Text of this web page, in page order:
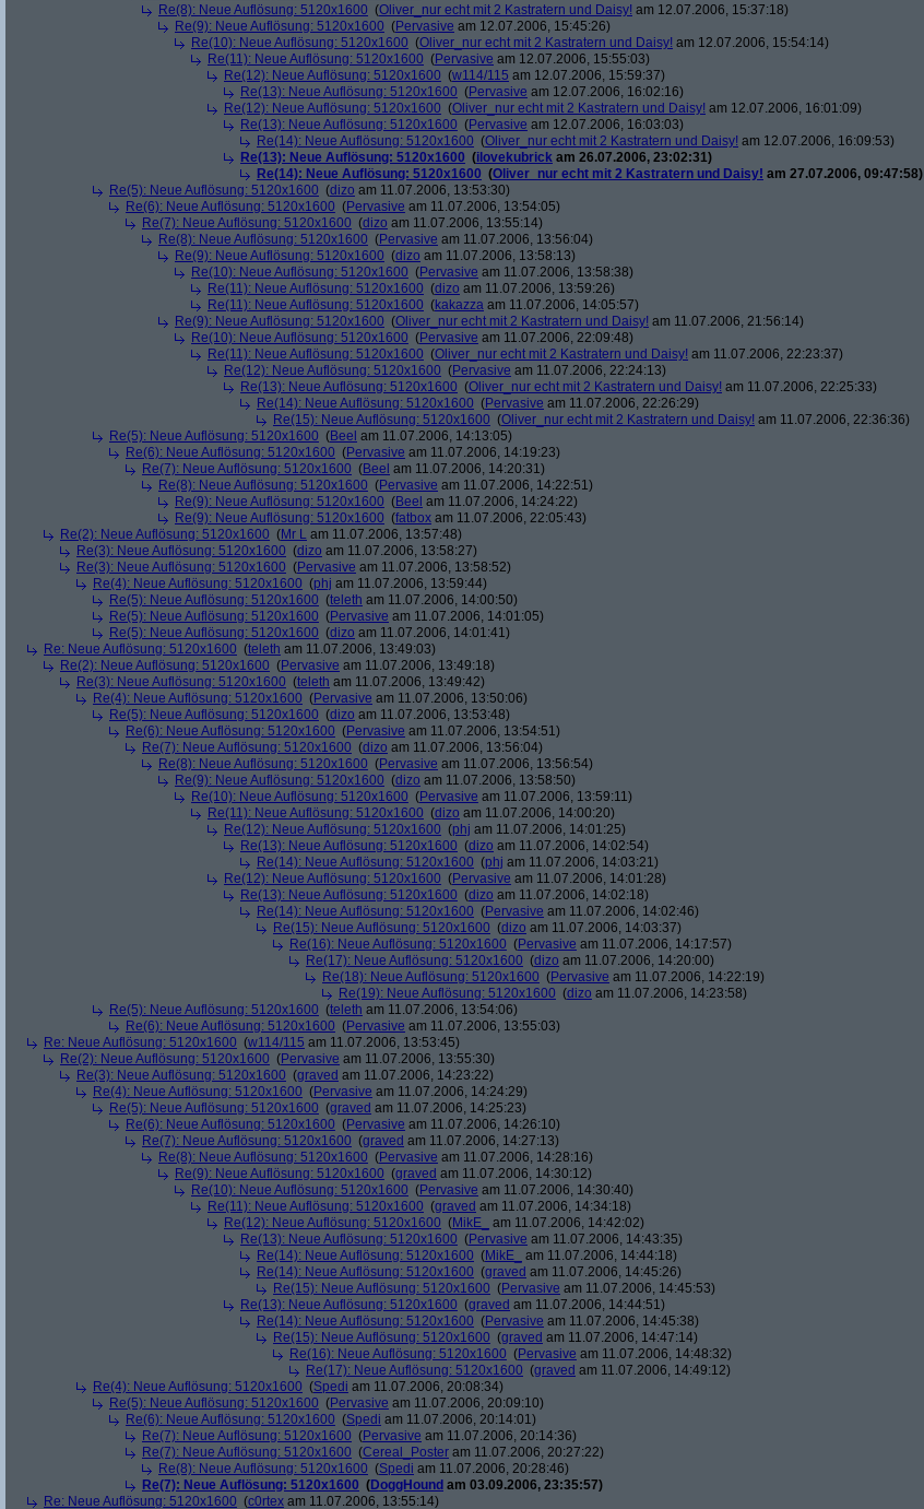
Re(8): Neue Auflösung: 5120x1600 (Oliver_nur echt mit 2 Kastratern und Daisy! am 12.07.2006, 15:37:18)
Re(9): Neue Auflösung: 5120x1600 (Pervasive am 12.07.2006, 15:45:26)
Re(10): Neue Auflösung: 5120x1600 (Oliver_nur echt mit 2 Kastratern und Daisy! am 12.07.2006, 15:54:14)
Re(11): Neue Auflösung: 5120x1600 (Pervasive am 12.07.2006, 15:55:03)
Re(12): Neue Auflösung: 5120x1600 (w114/115 am 12.07.2006, 15:59:37)
Re(13): Neue Auflösung: 5120x1600 (Pervasive am 12.07.2006, 16:02:16)
Re(12): Neue Auflösung: 5120x1600 (Oliver_nur echt mit 2 Kastratern und Daisy! am 12.07.2006, 16:01:09)
Re(13): Neue Auflösung: 5120x1600 (Pervasive am 12.07.2006, 16:03:03)
Re(14): Neue Auflösung: 5120x1600 (Oliver_nur echt mit 2 Kastratern und Daisy! am 12.07.2006, 16:09:53)
Re(13): Neue Auflösung: 5120x1600 (ilovekubrick am 26.07.2006, 23:02:31)
Re(14): Neue Auflösung: 5120x1600 (Oliver_nur echt mit 2 Kastratern und Daisy! am 27.07.2006, 09:47:58)
Re(5): Neue Auflösung: 5120x1600 (dizo am 11.07.2006, 13:53:30)
Re(6): Neue Auflösung: 5120x1600 (Pervasive am 11.07.2006, 13:54:05)
Re(7): Neue Auflösung: 5120x1600 (dizo am 11.07.2006, 13:55:14)
Re(8): Neue Auflösung: 5120x1600 (Pervasive am 11.07.2006, 13:56:04)
Re(9): Neue Auflösung: 5120x1600 (dizo am 11.07.2006, 13:58:13)
Re(10): Neue Auflösung: 5120x1600 (Pervasive am 11.07.2006, 13:58:38)
Re(11): Neue Auflösung: 5120x1600 (dizo am 11.07.2006, 13:59:26)
Re(11): Neue Auflösung: 5120x1600 (kakazza am 11.07.2006, 14:05:57)
Re(9): Neue Auflösung: 5120x1600 (Oliver_nur echt mit 2 Kastratern und Daisy! am 11.07.2006, 21:56:14)
Re(10): Neue Auflösung: 5120x1600 (Pervasive am 11.07.2006, 22:09:48)
Re(11): Neue Auflösung: 5120x1600 (Oliver_nur echt mit 2 Kastratern und Daisy! am 11.07.2006, 22:23:37)
Re(12): Neue Auflösung: 5120x1600 (Pervasive am 11.07.2006, 22:24:13)
Re(13): Neue Auflösung: 5120x1600 (Oliver_nur echt mit 2 Kastratern und Daisy! am 11.07.2006, 22:25:33)
Re(14): Neue Auflösung: 5120x1600 (Pervasive am 11.07.2006, 22:26:29)
Re(15): Neue Auflösung: 5120x1600 (Oliver_nur echt mit 2 Kastratern und Daisy! am 11.07.2006, 22:36:36)
Re(5): Neue Auflösung: 5120x1600 (Beel am 11.07.2006, 14:13:05)
Re(6): Neue Auflösung: 5120x1600 (Pervasive am 11.07.2006, 14:19:23)
Re(7): Neue Auflösung: 5120x1600 (Beel am 11.07.2006, 14:20:31)
Re(8): Neue Auflösung: 5120x1600 (Pervasive am 11.07.2006, 14:22:51)
Re(9): Neue Auflösung: 5120x1600 (Beel am 11.07.2006, 14:24:22)
Re(9): Neue Auflösung: 5120x1600 (fatbox am 11.07.2006, 22:05:43)
Re(2): Neue Auflösung: 5120x1600 (Mr L am 11.07.2006, 13:57:48)
Re(3): Neue Auflösung: 5120x1600 (dizo am 11.07.2006, 13:58:27)
Re(3): Neue Auflösung: 5120x1600 (Pervasive am 11.07.2006, 13:58:52)
Re(4): Neue Auflösung: 5120x1600 (phj am 11.07.2006, 13:59:44)
Re(5): Neue Auflösung: 5120x1600 (teleth am 11.07.2006, 14:00:50)
Re(5): Neue Auflösung: 5120x1600 (Pervasive am 11.07.2006, 14:01:05)
Re(5): Neue Auflösung: 5120x1600 (dizo am 11.07.2006, 14:01:41)
Re: Neue Auflösung: 5120x1600 (teleth am 11.07.2006, 13:49:03)
Re(2): Neue Auflösung: 5120x1600 (Pervasive am 11.07.2006, 13:49:18)
Re(3): Neue Auflösung: 5120x1600 (teleth am 11.07.2006, 13:49:42)
Re(4): Neue Auflösung: 5120x1600 (Pervasive am 11.07.2006, 13:50:06)
Re(5): Neue Auflösung: 5120x1600 (dizo am 11.07.2006, 13:53:48)
Re(6): Neue Auflösung: 5120x1600 (Pervasive am 11.07.2006, 13:54:51)
Re(7): Neue Auflösung: 5120x1600 (dizo am 11.07.2006, 13:56:04)
Re(8): Neue Auflösung: 5120x1600 (Pervasive am 11.07.2006, 13:56:54)
Re(9): Neue Auflösung: 5120x1600 (dizo am 11.07.2006, 13:58:50)
Re(10): Neue Auflösung: 5120x1600 (Pervasive am 11.07.2006, 13:59:11)
Re(11): Neue Auflösung: 5120x1600 (dizo am 11.07.2006, 14:00:20)
Re(12): Neue Auflösung: 5120x1600 (phj am 11.07.2006, 14:01:25)
Re(13): Neue Auflösung: 5120x1600 (dizo am 11.07.2006, 14:02:54)
Re(14): Neue Auflösung: 5120x1600 (phj am 11.07.2006, 14:03:21)
Re(12): Neue Auflösung: 5120x1600 (Pervasive am 11.07.2006, 14:01:28)
Re(13): Neue Auflösung: 5120x1600 (dizo am 11.07.2006, 14:02:18)
Re(14): Neue Auflösung: 5120x1600 (Pervasive am 11.07.2006, 14:02:46)
Re(15): Neue Auflösung: 5120x1600 (dizo am 11.07.2006, 14:03:37)
Re(16): Neue Auflösung: 5120x1600 (Pervasive am 11.07.2006, 14:17:57)
Re(17): Neue Auflösung: 5120x1600 (dizo am 11.07.2006, 14:20:00)
Re(18): Neue Auflösung: 5120x1600 (Pervasive am 11.07.2006, 14:22:19)
Re(19): Neue Auflösung: 5120x1600 (dizo am 11.07.2006, 14:23:58)
Re(5): Neue Auflösung: 5120x1600 (teleth am 11.07.2006, 13:54:06)
Re(6): Neue Auflösung: 5120x1600 (Pervasive am 11.07.2006, 13:55:03)
Re: Neue Auflösung: 5120x1600 (w114/115 am 11.07.2006, 13:53:45)
Re(2): Neue Auflösung: 5120x1600 (Pervasive am 11.07.2006, 13:55:30)
Re(3): Neue Auflösung: 5120x1600 (graved am 11.07.2006, 14:23:22)
Re(4): Neue Auflösung: 5120x1600 (Pervasive am 11.07.2006, 14:24:29)
Re(5): Neue Auflösung: 5120x1600 (graved am 11.07.2006, 14:25:23)
Re(6): Neue Auflösung: 5120x1600 (Pervasive am 11.07.2006, 14:26:10)
Re(7): Neue Auflösung: 5120x1600 (graved am 11.07.2006, 14:27:13)
Re(8): Neue Auflösung: 5120x1600 (Pervasive am 11.07.2006, 14:28:16)
Re(9): Neue Auflösung: 5120x1600 (graved am 11.07.2006, 14:30:12)
Re(10): Neue Auflösung: 5120x1600 (Pervasive am 11.07.2006, 14:30:40)
Re(11): Neue Auflösung: 5120x1600 (graved am 11.07.2006, 14:34:18)
Re(12): Neue Auflösung: 5120x1600 (MikE_
am 11.07.2006, 14:42:02)
Re(13): Neue Auflösung: 5120x1600 (Pervasive am 11.07.2006, 14:43:35)
Re(14): Neue Auflösung: 5120x1600 (MikE_
am 11.07.2006, 14:44:18)
Re(14): Neue Auflösung: 5120x1600 (graved am 11.07.2006, 14:45:26)
Re(15): Neue Auflösung: 5120x1600 (Pervasive am 11.07.2006, 14:45:53)
Re(13): Neue Auflösung: 5120x1600 (graved am 11.07.2006, 14:44:51)
Re(14): Neue Auflösung: 5120x1600 (Pervasive am 11.07.2006, 14:45:38)
Re(15): Neue Auflösung: 5120x1600 (graved am 11.07.2006, 14:47:14)
Re(16): Neue Auflösung: 5120x1600 (Pervasive am 11.07.2006, 14:48:32)
Re(17): Neue Auflösung: 5120x1600 (graved am 11.07.2006, 14:49:12)
Re(4): Neue Auflösung: 5120x1600 (Spedi am 11.07.2006, 20:08:34)
Re(5): Neue Auflösung: 5120x1600 (Pervasive am 11.07.2006, 20:09:10)
Re(6): Neue Auflösung: 5120x1600 (Spedi am 11.07.2006, 20:14:01)
Re(7): Neue Auflösung: 5120x1600 (Pervasive am 11.07.2006, 20:14:36)
Re(7): Neue Auflösung: 5120x1600 (Cereal_Poster am 11.07.2006, 20:27:22)
Re(8): Neue Auflösung: 5120x1600 (Spedi am 11.07.2006, 20:28:46)
Re(7): Neue Auflösung: 5120x1600 (DoggHound am 03.09.2006, 23:35:57)
Re: Neue Auflösung: 5120x1600 (c0rtex am 11.07.2006, 13:55:14)